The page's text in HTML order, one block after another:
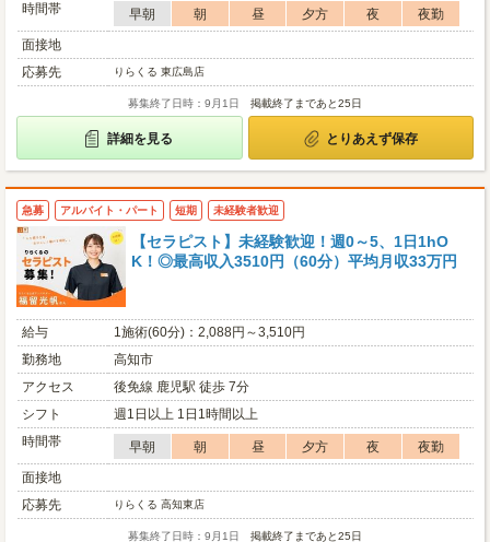
時間帯
早朝 朝 昼 夕方 夜
夜勤
面接地
応募先
りらくる 東広島店
募集終了日時：9月1日 掲載終了まであと25日
詳細を見る とりあえず保存
急募 アルバイト・パート 短期 未経験者歓迎
【セラピスト】未経験歓迎！週0～5、1日1hO
K！◎最高収入3510円（60分）平均月収33万円
給与
1施術(60分)：2,088円～3,510円
勤務地
高知市
アクセス
後免線 鹿児駅 徒歩 7分
シフト
週1日以上 1日1時間以上
時間帯
早朝 朝 昼 夕方 夜
夜勤
面接地
応募先
りらくる 高知東店
募集終了日時：9月1日 掲載終了まであと25日